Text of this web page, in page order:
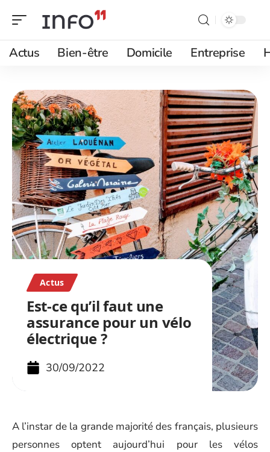
Actus Bien-être Domicile Entreprise
Actus
Est-ce qu’il faut une
assurance pour un vélo
électrique ?
30/09/2022
A l’instar de la grande majorité des français, plusieurs
personnes optent aujourd’hui pour les vélos